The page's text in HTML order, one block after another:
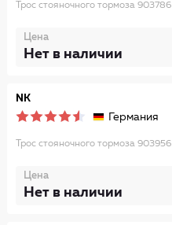
Трос стояночного тормоза 903786
Цена
Нет в наличии
NK
Германия
Трос стояночного тормоза 903956
Цена
Нет в наличии